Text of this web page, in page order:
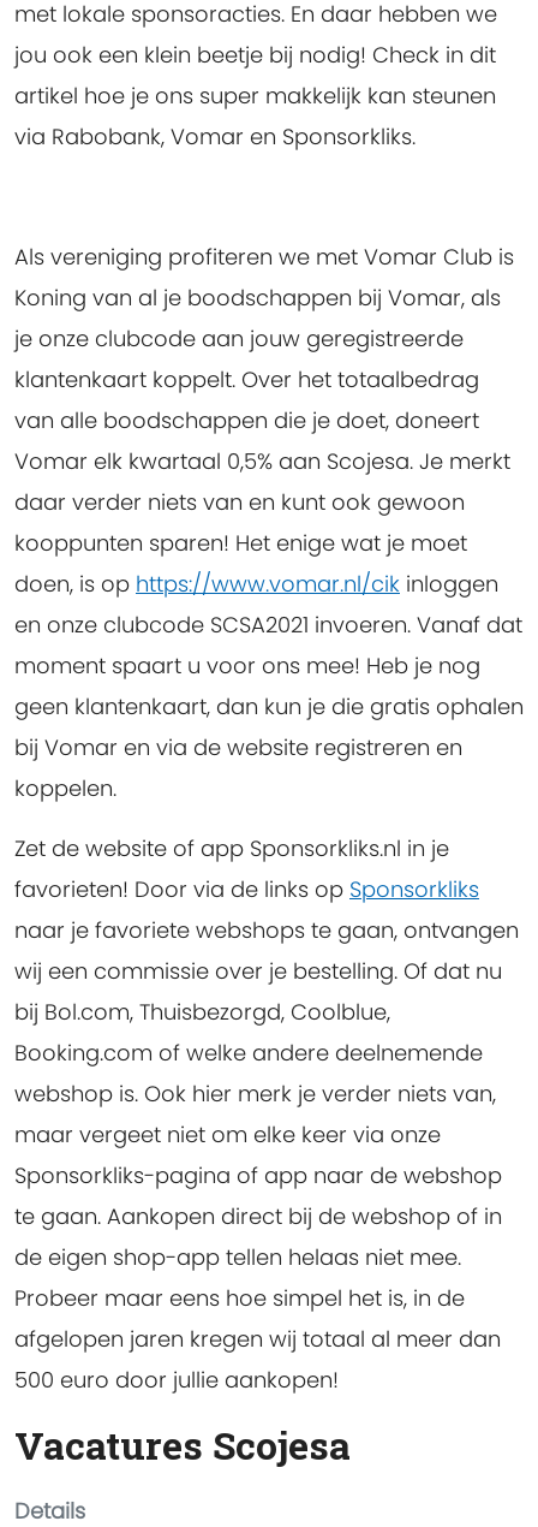
met lokale sponsoracties. En daar hebben we
jou ook een klein beetje bij nodig! Check in dit
artikel hoe je ons super makkelijk kan steunen
via Rabobank, Vomar en Sponsorkliks.
Als vereniging profiteren we met Vomar Club is
Koning van al je boodschappen bij Vomar, als
je onze clubcode aan jouw geregistreerde
klantenkaart koppelt. Over het totaalbedrag
van alle boodschappen die je doet, doneert
Vomar elk kwartaal 0,5% aan Scojesa. Je merkt
daar verder niets van en kunt ook gewoon
kooppunten sparen! Het enige wat je moet
doen, is op https://www.vomar.nl/cik inloggen
en onze clubcode SCSA2021 invoeren. Vanaf dat
moment spaart u voor ons mee! Heb je nog
geen klantenkaart, dan kun je die gratis ophalen
bij Vomar en via de website registreren en
koppelen.
Zet de website of app Sponsorkliks.nl in je
favorieten! Door via de links op Sponsorkliks
naar je favoriete webshops te gaan, ontvangen
wij een commissie over je bestelling. Of dat nu
bij Bol.com, Thuisbezorgd, Coolblue,
Booking.com of welke andere deelnemende
webshop is. Ook hier merk je verder niets van,
maar vergeet niet om elke keer via onze
Sponsorkliks-pagina of app naar de webshop
te gaan. Aankopen direct bij de webshop of in
de eigen shop-app tellen helaas niet mee.
Probeer maar eens hoe simpel het is, in de
afgelopen jaren kregen wij totaal al meer dan
500 euro door jullie aankopen!
Vacatures Scojesa
Details